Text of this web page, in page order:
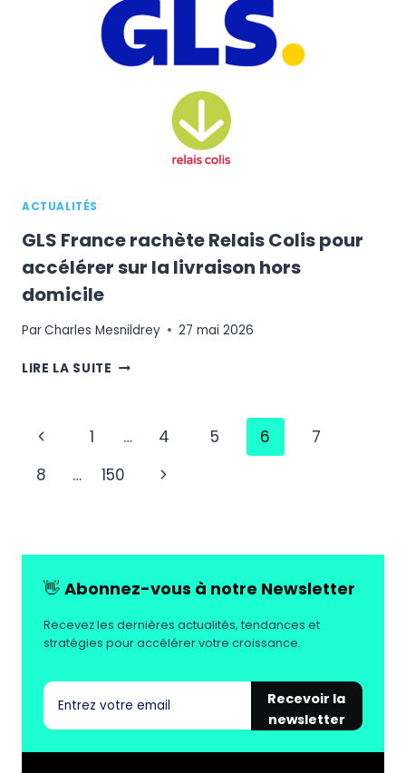
AVEC
SHOPIFY
ET
DE
PUBLICITAIRES
ACTUALITÉS
GLS France rachète Relais Colis pour
accélérer sur la livraison hors
domicile
ParCharles Mesnildrey 27 mai 2026
LIRE LA SUITE GLS
COLIS
ACCÉLÉRER
HORS
Navigation
de
Page
précédente
1 … 4 5 6
7
8
… 150
Page
👋 Abonnez-vous à notre Newsletter
Recevez les dernières actualités, tendances et
stratégies pour accélérer votre croissance.
Recevoir la
newsletter